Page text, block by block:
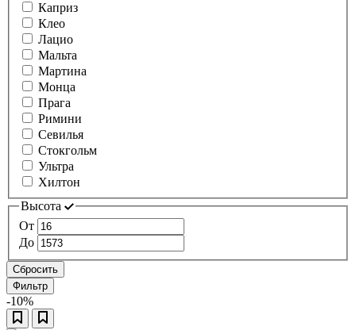
Каприз
Клео
Лацио
Мальта
Мартина
Монца
Прага
Римини
Севилья
Стокгольм
Ультра
Хилтон
Высота
От
До
Сбросить
Фильтр
-10%